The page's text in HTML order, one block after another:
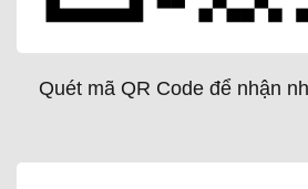
Quét mã QR Code để nhận